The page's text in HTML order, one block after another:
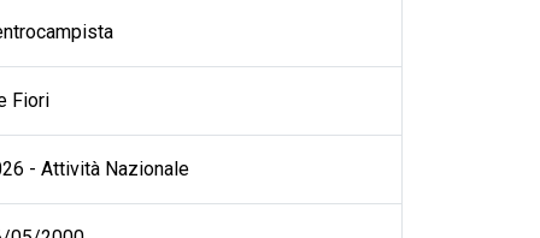
Fiori
- Attività Nazionale